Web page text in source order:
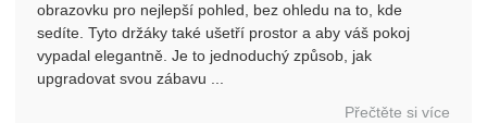
obrazovku pro nejlepší pohled, bez ohledu na to, kde
sedíte. Tyto držáky také ušetří prostor a aby váš pokoj
vypadal elegantně. Je to jednoduchý způsob, jak
upgradovat svou zábavu ...
Přečtěte si více